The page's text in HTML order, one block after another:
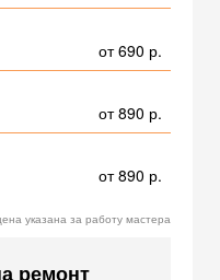
от 690 р.
от 890 р.
от 890 р.
указана за работу мастера
ремонт